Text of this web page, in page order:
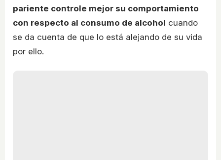
pariente controle mejor su comportamiento
con respecto al consumo de alcohol cuando
se da cuenta de que lo está alejando de su vida
por ello.